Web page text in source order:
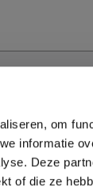
om
informatie
Deze
of die ze